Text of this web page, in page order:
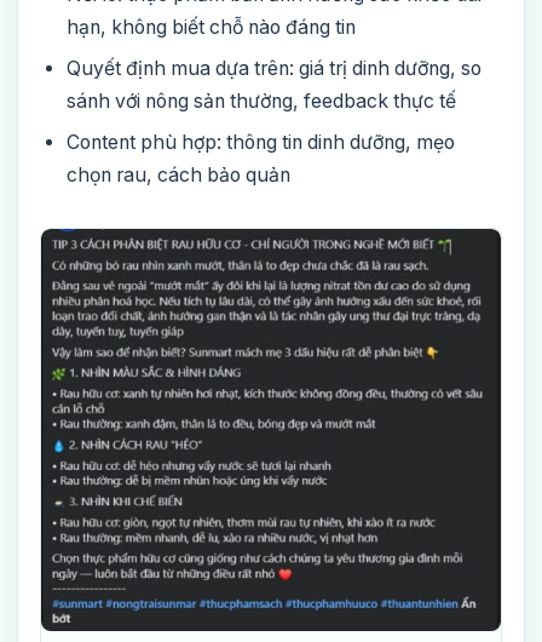
hạn, không biết chỗ nào đáng tin
Quyết định mua dựa trên: giá trị dinh dưỡng, so
sánh với nông sản thường, feedback thực tế
Content phù hợp: thông tin dinh dưỡng, mẹo
chọn rau, cách bảo quản